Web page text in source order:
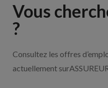
Vous
?
Consultez les offres
actuellement